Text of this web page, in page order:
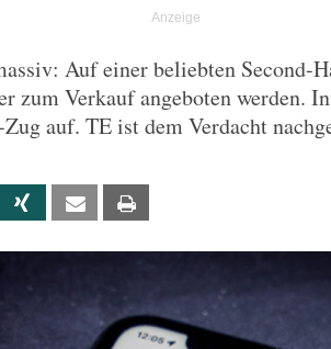
Auf einer beliebten Second-
zum Verkauf angeboten werden.
auf. TE ist dem Verdacht
Linkedin Xing Email